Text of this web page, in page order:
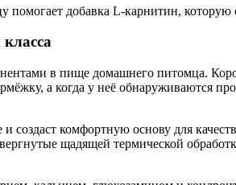
добавка L-карнитин,
в пище домашнего питомца.
а когда у неё обнаруживаются
комфортную основу для
щадящей термической